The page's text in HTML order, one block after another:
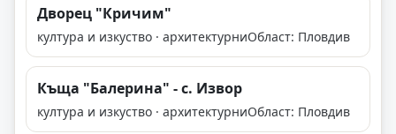
Дворец "Кричим"
култура и изкуство · архитектурниОбласт: Пловдив
Къща "Балерина" - с. Извор
култура и изкуство · архитектурниОбласт: Пловдив